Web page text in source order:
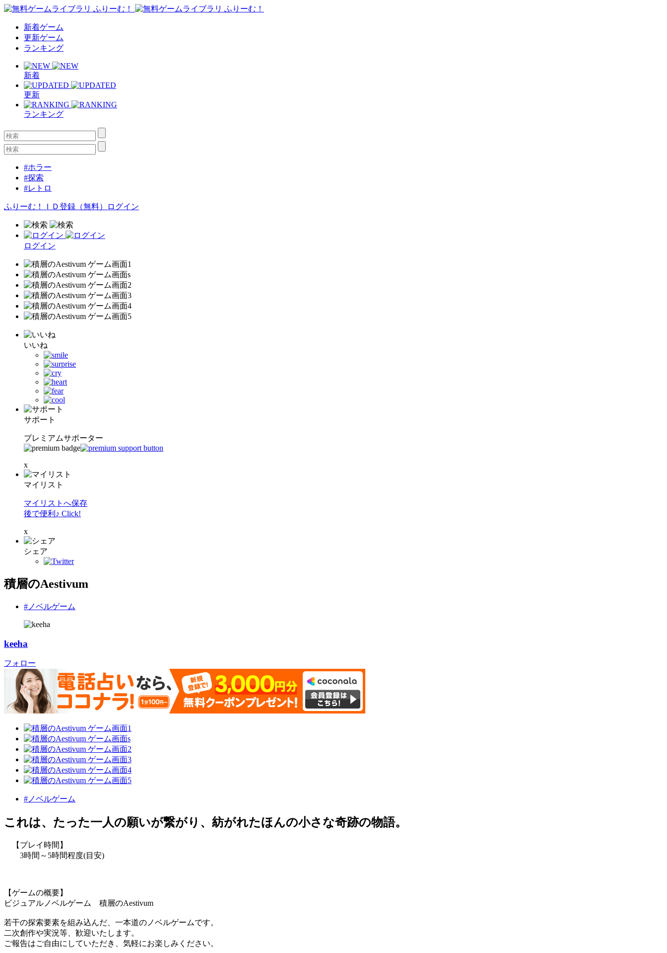
新着ゲーム
更新ゲーム
ランキング
新着
更新
ランキング
#ホラー
#探索
#レトロ
ふりーむ！ＩＤ登録（無料） ログイン
ログイン
いいね
サポート
プレミアムサポーター
x
マイリスト
マイリストへ保存
後で便利♪ Click!
x
シェア
積層のAestivum
#ノベルゲーム
keeha
フォロー
#ノベルゲーム
これは、たった一人の願いが繋がり、紡がれたほんの小さな奇跡の物語。
【プレイ時間】
3時間～5時間程度(目安)
【ゲームの概要】
ビジュアルノベルゲーム 積層のAestivum
若干の探索要素を組み込んだ、一本道のノベルゲームです。
二次創作や実況等、歓迎いたします。
ご報告はご自由にしていただき、気軽にお楽しみください。